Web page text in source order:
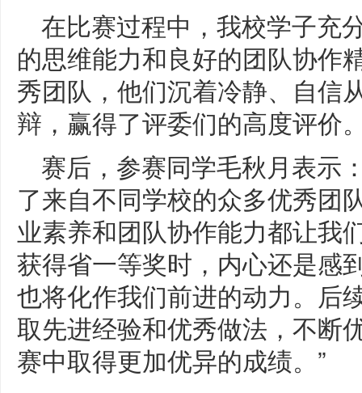
在比赛过程中，我校学子充
的思维能力和良好的团队协作
秀团队，他们沉着冷静、自信
辩，赢得了评委们的高度评价
赛后，参赛同学毛秋月表示
了来自不同学校的众多优秀团
业素养和团队协作能力都让我
获得省一等奖时，内心还是感
也将化作我们前进的动力。后
取先进经验和优秀做法，不断
赛中取得更加优异的成绩。”